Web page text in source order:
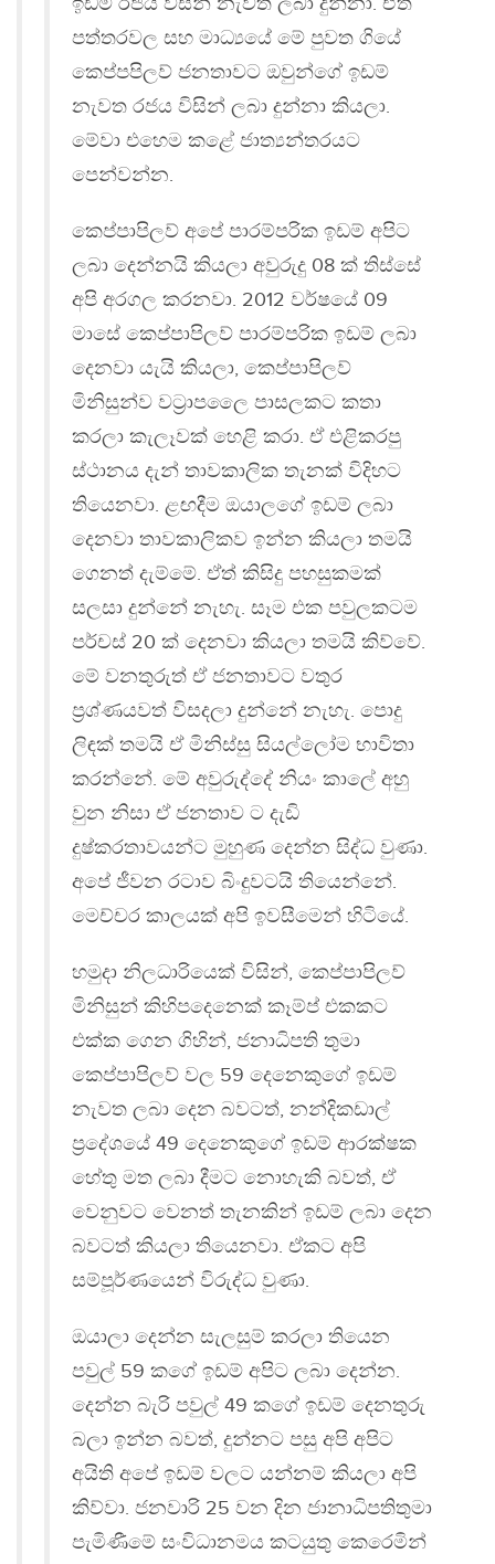
පත්තරවල සහ මාධ්‍යයේ මේ පුවත ගියේ
කෙප්පපිලව් ජනතාවට ඔවුන්ගේ ඉඩම්
නැවත රජය විසින් ලබා දුන්නා කියලා.
මේවා එහෙම කළේ ජාත්‍යන්තරයට
පෙන්වන්න.
කෙප්පාපිලව් අපේ පාරම්පරික ඉඩම් අපිට
ලබා දෙන්නයි කියලා අවුරුදු 08 ක් තිස්සේ
අපි අරගල කරනවා. 2012 වර්ෂයේ 09
මාසේ කෙප්පාපිලව් පාරම්පරික ඉඩම් ලබා
දෙනවා යැයි කියලා, කෙප්පාපිලව්
මිනිසුන්ව වට්‍රාපලෛ පාසලකට කතා
කරලා කැලෑවක් හෙළි කරා. ඒ එළිකරපු
ස්ථානය දැන් තාවකාලික තැනක් විදිහට
තියෙනවා. ළඟදීම ඔයාලගේ ඉඩම් ලබා
දෙනවා තාවකාලිකව ඉන්න කියලා තමයි
ගෙනත් දැම්මේ. ඒත් කිසිදු පහසුකමක්
සලසා දුන්නේ නැහැ. සෑම එක පවුලකටම
පර්චස් 20 ක් දෙනවා කියලා තමයි කිව්වේ.
මේ වනතුරුත් ඒ ජනතාවට වතුර
ප්‍රශ්ණයවත් විසදලා දුන්නේ නැහැ. පොදු
ලිඳක් තමයි ඒ මිනිස්සු සියල්ලෝම භාවිතා
කරන්නේ. මේ අවුරුද්දේ නියං කාලේ අහු
වුන නිසා ඒ ජනතාව ට දැඩි
දුෂ්කරතාවයන්ට මුහුණ දෙන්න සිද්ධ වුණා.
අපේ ජීවන රටාව බිංදුවටයි තියෙන්නේ.
මෙච්චර කාලයක් අපි ඉවසීමෙන් හිටියේ.
හමුදා නිලධාරියෙක් විසින්, කෙප්පාපිලව්
මිනිසුන් කිහිපදෙනෙක් කෑම්ප් එකකට
එක්ක ගෙන ගිහින්, ජනාධිපති තුමා
කෙප්පාපිලව් වල 59 දෙනෙකුගේ ඉඩම්
නැවත ලබා දෙන බවටත්, නන්දිකඩාල්
ප්‍රදේශයේ 49 දෙනෙකුගේ ඉඩම් ආරක්ෂක
හේතු මත ලබා දීමට නොහැකි බවත්, ඒ
වෙනුවට වෙනත් තැනකින් ඉඩම් ලබා දෙන
බවටත් කියලා තියෙනවා. ඒකට අපි
සම්පූර්ණයෙන් විරුද්ධ වුණා.
ඔයාලා දෙන්න සැලසුම් කරලා තියෙන
පවුල් 59 කගේ ඉඩම් අපිට ලබා දෙන්න.
දෙන්න බැරි පවුල් 49 කගේ ඉඩම් දෙනතුරු
බලා ඉන්න බවත්, දුන්නට පසු අපි අපිට
අයිති අපේ ඉඩම් වලට යන්නම් කියලා අපි
කිව්වා. ජනවාරි 25 වන දින ජානාධිපතිතුමා
පැමිණීමේ සංවිධානමය කටයුතු කෙරෙමින්